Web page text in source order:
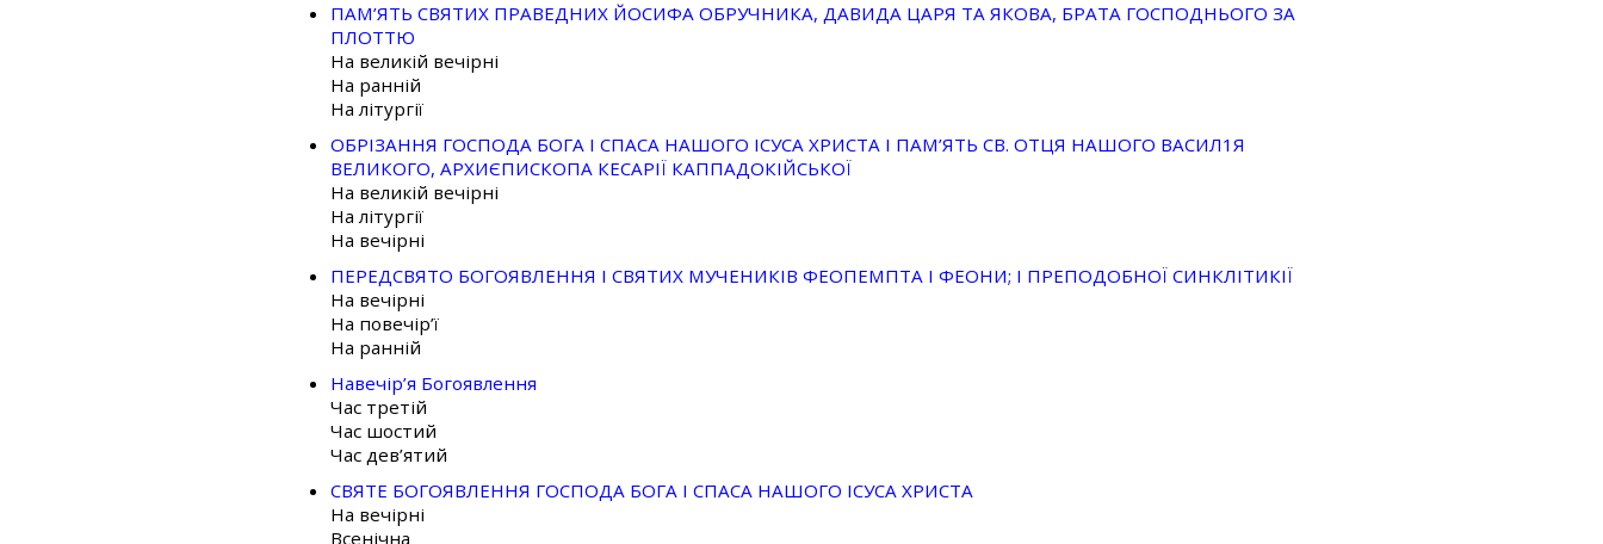
ПАМ’ЯТЬ СВЯТИХ ПРАВЕДНИХ ЙОСИФА ОБРУЧНИКА, ДАВИДА ЦАРЯ ТА ЯКОВА, БРАТА ГОСПОДНЬОГО ЗА
ПЛОТТЮ
На великій вечірні
На ранній
На літургії
ОБРІЗАННЯ ГОСПОДА БОГА І СПАСА НАШОГО ІСУСА ХРИСТА І ПАМ’ЯТЬ СВ. ОТЦЯ НАШОГО ВАСИЛ1Я
ВЕЛИКОГО, АРХИЄПИСКОПА КЕСАРІЇ КАППАДОКІЙСЬКОЇ
На великій вечірні
На літургії
На вечірні
ПЕРЕДСВЯТО БОГОЯВЛЕННЯ І СВЯТИХ МУЧЕНИКІВ ФЕОПЕМПТА І ФЕОНИ; І ПРЕПОДОБНОЇ СИНКЛІТИКІЇ
На вечірні
На повечір’ї
На ранній
Навечір’я Богоявлення
Час третій
Час шостий
Час дев’ятий
СВЯТЕ БОГОЯВЛЕННЯ ГОСПОДА БОГА І СПАСА НАШОГО ІСУСА ХРИСТА
На вечірні
Всенічна